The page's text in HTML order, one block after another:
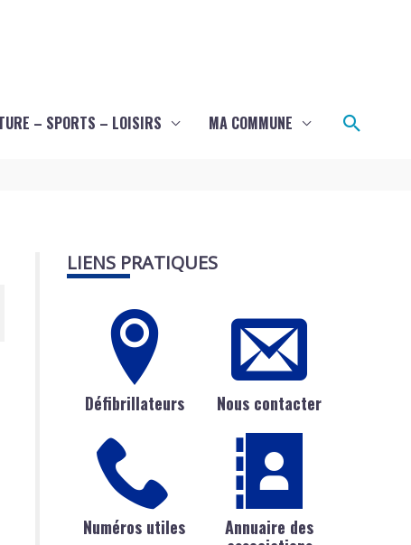
– SPORTS – LOISIRS MA COMMUNE
LIENS PRATIQUES
Défibrillateurs Nous contacter
Numéros utiles
Annuaire des